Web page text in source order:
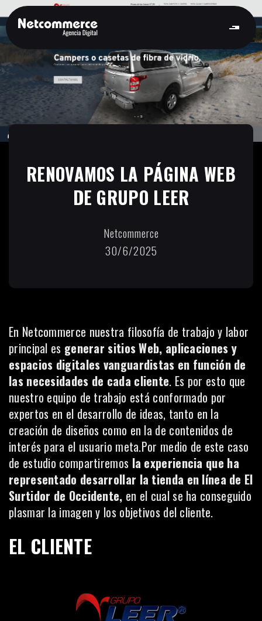
RENOVAMOS LA PÁGINA WEB
DE GRUPO LEER
Netcommerce
30/6/2025
En Netcommerce nuestra filosofía de trabajo y labor
principal es generar sitios Web, aplicaciones y
espacios digitales vanguardistas en función de
las necesidades de cada cliente. Es por esto que
nuestro equipo de trabajo está conformado por
expertos en el desarrollo de ideas, tanto en la
creación de diseños como en la de contenidos de
interés para el usuario meta.Por medio de este caso
de estudio compartiremos la experiencia que ha
representado desarrollar la tienda en línea de El
Surtidor de Occidente, en el cual se ha conseguido
plasmar la imagen y los objetivos del cliente.
EL CLIENTE